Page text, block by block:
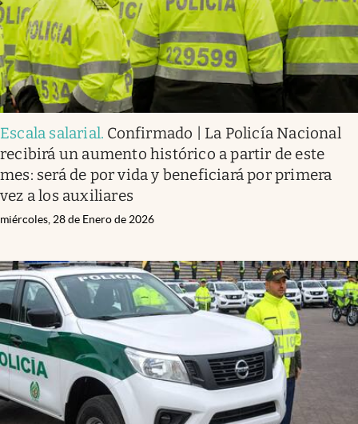
Escala salarial. Confirmado | La Policía Nacional
recibirá un aumento histórico a partir de este
mes: será de por vida y beneficiará por primera
vez a los auxiliares
miércoles, 28 de Enero de 2026